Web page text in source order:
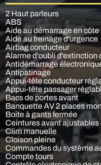
2 Haut parleurs
ABS
Aide au démarrage en côte
Aide au freinage d'urgence
Airbag conducteur
Alarme d'oubli d'extinction
Antidémarrage
Antipatinage
Appui-tête conducteur
Appui-tête passager
Bacs de portes avant
Banquette AV 2 places
Boite à gants fermée
Ceintures avant ajustables
Clim manuelle
Cloison pleine
Commandes du système
Compte tours